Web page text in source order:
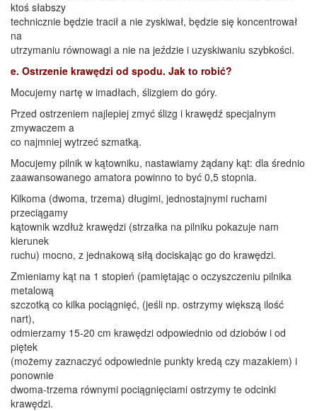
ktoś słabszy
technicznie będzie tracił a nie zyskiwał, będzie się koncentrował
na
utrzymaniu równowagi a nie na jeździe i uzyskiwaniu szybkości.
e. Ostrzenie krawędzi od spodu. Jak to robić?
Mocujemy nartę w imadłach, ślizgiem do góry.
Przed ostrzeniem najlepiej zmyć ślizg i krawędź specjalnym
zmywaczem a
co najmniej wytrzeć szmatką.
Mocujemy pilnik w kątowniku, nastawiamy żądany kąt: dla średnio
zaawansowanego amatora powinno to być 0,5 stopnia.
Kilkoma (dwoma, trzema) długimi, jednostajnymi ruchami
przeciągamy
kątownik wzdłuż krawędzi (strzałka na pilniku pokazuje nam
kierunek
ruchu) mocno, z jednakową siłą dociskając go do krawędzi.
Zmieniamy kąt na 1 stopień (pamiętając o oczyszczeniu pilnika
metalową
szczotką co kilka pociągnięć, (jeśli np. ostrzymy większą ilość
nart),
odmierzamy 15-20 cm krawędzi odpowiednio od dziobów i od
piętek
(możemy zaznaczyć odpowiednie punkty kredą czy mazakiem) i
ponownie
dwoma-trzema równymi pociągnięciami ostrzymy te odcinki
krawędzi.